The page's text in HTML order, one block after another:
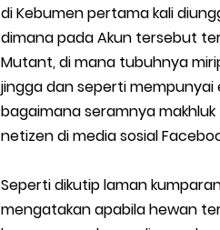
Cara Menghitung
Cara Menggunakan Paket
5 Cara Top Up InDriver dengan
5 Biaya Potongan Shopee
10 Cara Jitu Autobid Untuk
di Kebumen pertama kali
dimana pada Akun tersebut
Mutant, di mana tubuhnya
jingga dan seperti mempunyai
bagaimana seramnya
netizen di media sosial
Seperti dikutip laman
mengatakan apabila hewan